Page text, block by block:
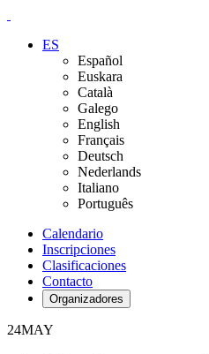
ES
Español
Euskara
Català
Galego
English
Français
Deutsch
Nederlands
Italiano
Português
Calendario
Inscripciones
Clasificaciones
Contacto
Organizadores
24MAY